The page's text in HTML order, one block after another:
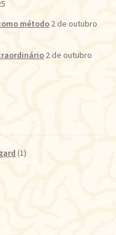
método 2 de outubro
2 de outubro
(1)